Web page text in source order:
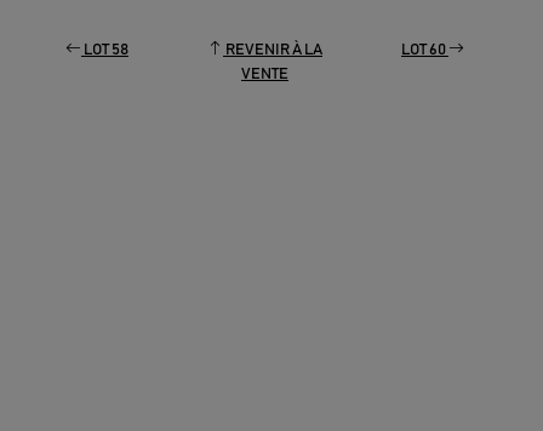
LOT 58
REVENIR À LA
VENTE
LOT 60